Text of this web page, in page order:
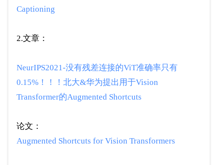
Captioning
2.文章：
NeurIPS2021-没有残差连接的ViT准确率只有
0.15%！！！北大&华为提出用于Vision
Transformer的Augmented Shortcuts
论文：
Augmented Shortcuts for Vision Transformers